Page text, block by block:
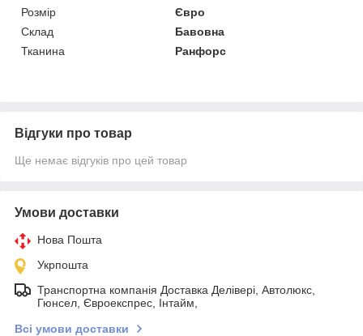
Розмір
Євро
Склад
Бавовна
Тканина
Ранфорс
Відгуки про товар
Ще немає відгуків про цей товар
Умови доставки
Нова Пошта
Укрпошта
Транспортна компанія Доставка Делівері, Автолюкс,
Гюнсел, Євроекспрес, Інтайм,
Всі умови доставки